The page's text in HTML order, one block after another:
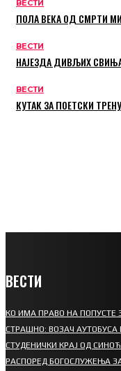
ВЕСТИ
ПОЛА ВЕКА ОД СМРТИ
ВЕСТИ
НАЈЕЗДА ДИВЉИХ
ВЕСТИ
КУТАК ЗА ПОЕТСКИ
ВЕСТИ
КО ИМА ПРАВО НА ПОПУСТЕ
СТРАШНО: ВОЗАЧ
СТУДЕНИЧКИ КРАЈ ОД СИНОЋ
РАСПОРЕД БОГОСЛУЖЕЊА